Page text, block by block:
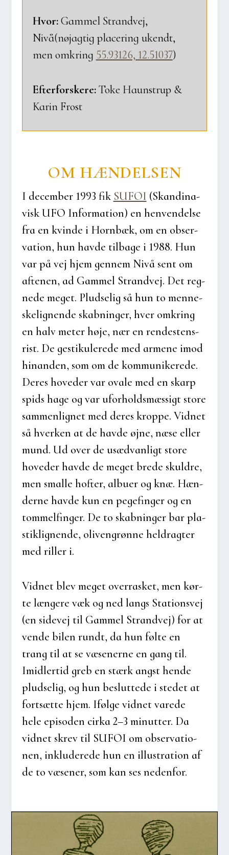
Hvor: Gam­mel Strand­vej,
Nivå(nøjagtig pla­ce­ring ukendt,
men omkring 55.93126, 12.51037)
Efter­for­ske­re: Toke Haun­strup &
Karin Frost
OM HÆN­DEL­SEN
I decem­ber 1993 fik SUFOI (Skan­di­na­
visk UFO Infor­ma­tion) en hen­ven­del­se
fra en kvin­de i Hor­n­bæk, om en obser­
va­tion, hun hav­de til­ba­ge i 1988. Hun
var på vej hjem gen­nem Nivå sent om
afte­nen, ad Gam­mel Strand­vej. Det reg­
ne­de meget. Plud­se­lig så hun to men­ne­
ske­lig­nen­de skab­nin­ger, hver omkring
en halv meter høje, nær en ren­de­stens­
rist. De gesti­ku­le­re­de med arme­ne imod
hin­an­den, som om de kom­mu­ni­ke­re­de.
Deres hove­d­er var ova­le med en skarp
spids hage og var ufor­holds­mæs­sigt sto­re
sam­men­lig­net med deres krop­pe. Vid­net
så hver­ken at de hav­de øjne, næse eller
mund. Ud over de usæd­van­ligt sto­re
hove­d­er hav­de de meget bre­de skul­dre,
men smal­le hof­ter, albu­er og knæ. Hæn­
der­ne hav­de kun en pege­fin­ger og en
tom­mel­finger. De to skab­nin­ger bar pla­
stik­lig­nen­de, oli­ven­grøn­ne hel­drag­ter
med ril­ler i.
Vid­net blev meget over­ra­sket, men kør­
te læn­ge­re væk og ned langs Sta­tions­vej
(en side­vej til Gam­mel Strand­vej) for at
ven­de bilen rundt, da hun føl­te en
trang til at se væse­ner­ne en gang til.
Imid­ler­tid greb en stærk angst hen­de
plud­se­lig, og hun beslut­te­de i ste­det at
fort­sæt­te hjem. Iføl­ge vid­net vare­de
hele epi­so­den cir­ka 2–3 minut­ter. Da
vid­net skrev til SUFOI om obser­va­tio­
nen, inklu­de­re­de hun en illu­stra­tion af
de to væse­ner, som kan ses neden­for.